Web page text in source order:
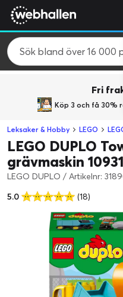
Fri
Köp 3 och få 30%
Leksaker & Hobby LEGO
LEGO DUPLO
grävmaskin 10931
LEGO DUPLO / Artikelnr:
5.0
(18)